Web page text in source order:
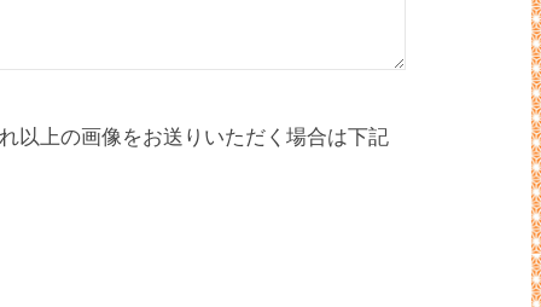
以上の画像をお送りいただく場合は下記